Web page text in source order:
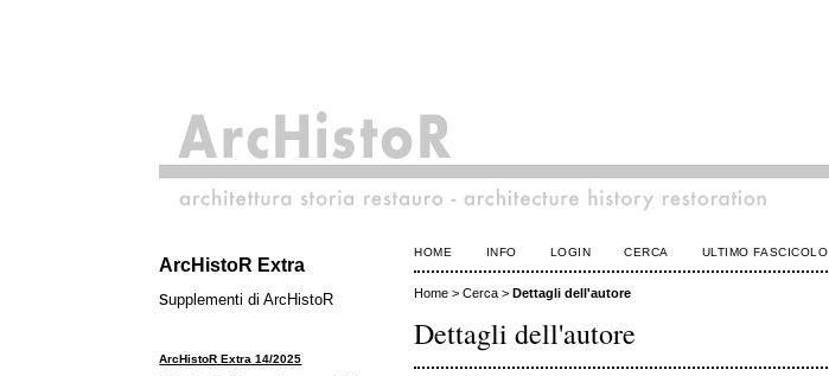
ArcHistoR Extra
supplementi di ArcHistoR
ArcHistoR Extra 14/2025
HOME INFO LOGIN CERCA ULTIMO FASCICOLO
Home >Cerca >Dettagli dell'autore
Dettagli dell'autore